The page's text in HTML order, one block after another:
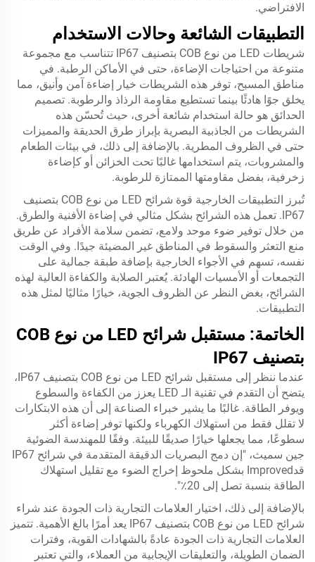
الافتراضي.
التطبيقات الشائعة وحالات الاستخدام
شريطات LED من نوع COB بتصنيف IP67 تتناسب مع مجموعة
متنوعة من احتياجات الإضاءة، حتى في الأماكن الرطبة. في
مناطق المسبح، توفر هذه الشريطات خيار إضاءة آمن وأنيق، مما
يخلق جوًا هادئًا بينما تستطيع مقاومة الرذاذ والرطوبة. تصميم
الحدائق هو حالة استخدام شائعة أخرى، حيث تُحسّن هذه
الشريطات من الجاذبية البصرية بإبراز طرق الحديقة والمميزات
حتى في الظروف المطرية. بالإضافة إلى ذلك، في بيئات الطعام
والمشروبات، يتم استخدامها غالبًا تحت الخزائن أو كإضاءة
زخرفية، بفضل مقاومتها الممتازة للرطوبة.
تُبرز التطبيقات الخارجية قوة شرائح LED من نوع COB بتصنيف
IP67. تعمل هذه الشرائح بشكل مثالي في إضاءة الأفنية والطرق.
من خلال توفير ضوء موحد ولامع، تضمن سلامة الأفراد عن طريق
منع التعثر والسقوط في المناطق غير المضيئة جيدًا. وفي الوقت
نفسه، تسهم في الأجواء الخارجية بإضافة طبقة جمالية على
التجمعات أو الأمسيات الهادئة. يُعتبر الصلابة والكفاءة العالية لهذه
الشرائح، بغض النظر عن الظروف الجوية، خيارًا مثاليًا لمثل هذه
التطبيقات.
الخاتمة: مستقبل شرائح LED من نوع COB
بتصنيف IP67
عندما ننظر إلى مستقبل شرائح LED من نوع COB بتصنيف IP67،
يتضح أن التقدم في تقنية الـ LED يعزز من الكفاءة والسطوع
ويوفر الطاقة. غالبًا ما يشير خبراء الصناعة إلى أن هذه الابتكارات
لا تقلل فقط من استهلاك الكهرباء ولكنها توفر إضاءة أكثر
سطوعًا، مما يجعلها خيارًا صديقًا للبيئة. وفقًا للمهندسة الضوئية
جين سميث، "إن دمج البصريات الدقيقة المتقدمة في شرائح IP67
قدImproved بشكل ملحوظ إخراج الضوء مع تقليل استهلاك
الطاقة بنسبة تصل إلى 20٪".
بالإضافة إلى ذلك، اختيار العلامات التجارية ذات الجودة عند شراء
شرائح LED من نوع COB بتصنيف IP67 يعد أمرًا بالغ الأهمية. تتميز
العلامات التجارية ذات الجودة عادةً بالشهادات القوية، وفترات
الضمان الطويلة، والتعليقات الإيجابية من العملاء، والتي تعتبر